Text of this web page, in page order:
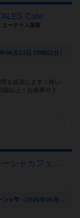
Cafe
ーテラス高取
06月23日 05時02分）
を提供します！軽い
以上！お食事やド
ギルド酒場るすと ゲームｘCBDシーシャカフェバー
[NEW] 🌴✨るすと夏のシーシャ初体験キャンペーン✨🌴（2026年06月03日 02時03分）